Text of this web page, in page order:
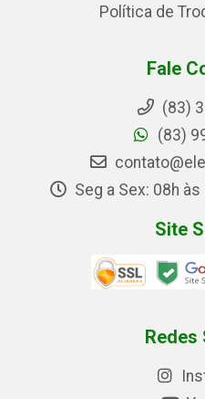
Política de
Fale
(83)
(83)
Seg a Sex: 08h
Site
Redes